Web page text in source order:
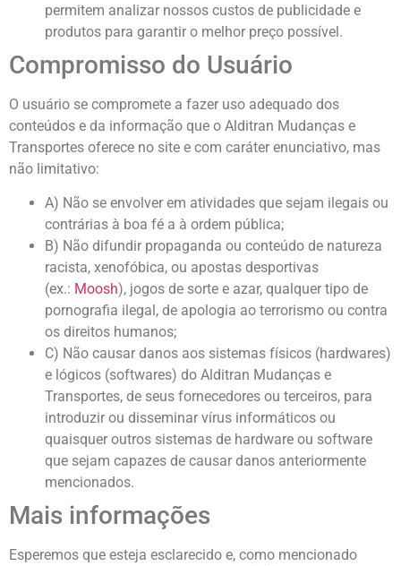
permitem analizar nossos custos de publicidade e
produtos para garantir o melhor preço possível.
Compromisso do Usuário
O usuário se compromete a fazer uso adequado dos
conteúdos e da informação que o Alditran Mudanças e
Transportes oferece no site e com caráter enunciativo, mas
não limitativo:
A) Não se envolver em atividades que sejam ilegais ou
contrárias à boa fé a à ordem pública;
B) Não difundir propaganda ou conteúdo de natureza
racista, xenofóbica, ou apostas desportivas
(ex.: Moosh), jogos de sorte e azar, qualquer tipo de
pornografia ilegal, de apologia ao terrorismo ou contra
os direitos humanos;
C) Não causar danos aos sistemas físicos (hardwares)
e lógicos (softwares) do Alditran Mudanças e
Transportes, de seus fornecedores ou terceiros, para
introduzir ou disseminar vírus informáticos ou
quaisquer outros sistemas de hardware ou software
que sejam capazes de causar danos anteriormente
mencionados.
Mais informações
Esperemos que esteja esclarecido e, como mencionado